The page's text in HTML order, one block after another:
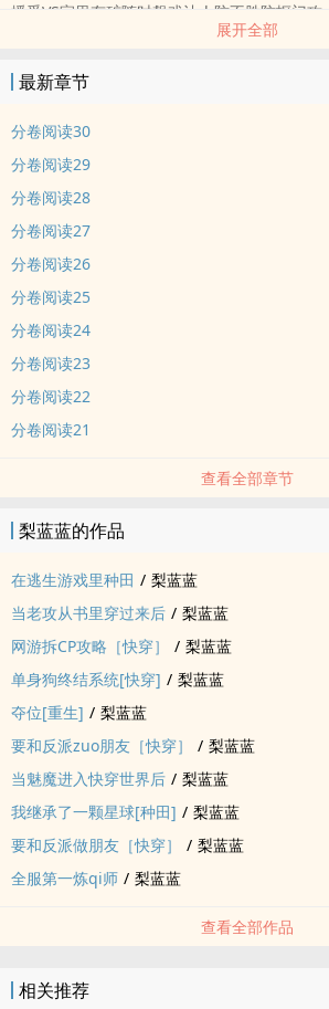
播受VS家里有矿随时飙戏让人防不胜防抠门攻。
展开全部
最新章节
分卷阅读30
分卷阅读29
分卷阅读28
分卷阅读27
分卷阅读26
分卷阅读25
分卷阅读24
分卷阅读23
分卷阅读22
分卷阅读21
查看全部章节
梨蓝蓝的作品
在逃生游戏里种田 / 梨蓝蓝
当老攻从书里穿过来后 / 梨蓝蓝
网游拆CP攻略［快穿］
/ 梨蓝蓝
单身狗终结系统[快穿] / 梨蓝蓝
夺位[重生] / 梨蓝蓝
要和反派zuo朋友［快穿］
/ 梨蓝蓝
当魅魔进入快穿世界后 / 梨蓝蓝
我继承了一颗星球[种田] / 梨蓝蓝
要和反派做朋友［快穿］
/ 梨蓝蓝
全服第一炼qi师 / 梨蓝蓝
查看全部作品
相关推荐